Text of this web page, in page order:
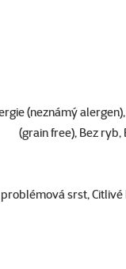
(neznámý
(grain free), Bez
srst,